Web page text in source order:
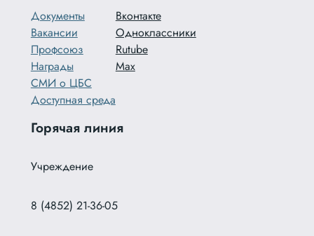
Документы
Вакансии
Профсоюз
Награды
СМИ о ЦБС
Доступная среда
Вконтакте
Одноклассники
Rutube
Max
Горячая линия
Учреждение
8 (4852) 21-36-05